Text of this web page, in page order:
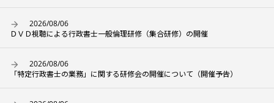
2026/08/06
ＤＶＤ視聴による行政書士一般倫理研修（集合研修）の開催
2026/08/06
「特定行政書士の業務」に関する研修会の開催について（開催予告）